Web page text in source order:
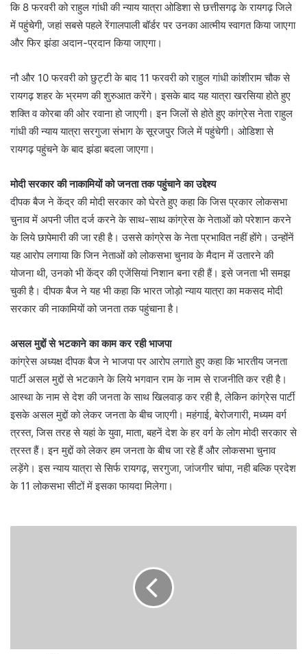
कि 8 फरवरी को राहुल गांधी की न्याय यात्रा ओडिशा से छत्तीसगढ़ के रायगढ़ जिले
में पहुंचेगी, जहां सबसे पहले रेंगालपाली बॉर्डर पर उनका आत्मीय स्वागत किया जाएगा
और फिर झंडा अदान-प्रदान किया जाएगा।
नौ और 10 फरवरी को छुट्टी के बाद 11 फरवरी को राहुल गांधी कांशीराम चौक से
रायगढ़ शहर के भ्रमण की शुरुआत करेंगे। इसके बाद यह यात्रा खरसिया होते हुए
शक्ति व कोरबा की ओर रवाना हो जाएगी। इन जिलों से होते हुए कांग्रेस नेता राहुल
गांधी की न्याय यात्रा सरगुजा संभाग के सूरजपुर जिले में पहुंचेगी। ओडिशा से
रायगढ़ पहुंचने के बाद झंडा बदला जाएगा।
मोदी सरकार की नाकामियों को जनता तक पहुंचाने का उद्देश्य
दीपक बैज ने केंद्र की मोदी सरकार को घेरते हुए कहा कि जिस प्रकार लोकसभा
चुनाव में अपनी जीत दर्ज करने के साथ-साथ कांग्रेस के नेताओं को परेशान करने
के लिये छापेमारी की जा रही है। उससे कांग्रेस के नेता प्रभावित नहीं होंगे। उन्होंनें
यह आरोप लगाया कि जिन नेताओं को लोकसभा चुनाव के मैदान में उतारने की
योजना थी, उनको भी केंद्र की एजेंसियां निशान बना रही हैं। इसे जनता भी समझ
चुकी है। दीपक बैज ने यह भी कहा कि भारत जोड़ो न्याय यात्रा का मकसद मोदी
सरकार की नाकामियों को जनता तक पहुंचाना है।
असल मुद्दों से भटकाने का काम कर रही भाजपा
कांग्रेस अध्यक्ष दीपक बैज ने भाजपा पर आरोप लगाते हुए कहा कि भारतीय जनता
पार्टी असल मुद्दों से भटकाने के लिये भगवान राम के नाम से राजनीति कर रही है।
आस्था के नाम से देश की जनता के साथ खिलवाड़ कर रही है, लेकिन कांग्रेस पार्टी
इसके असल मुद्दों को लेकर जनता के बीच जाएगी। महंगाई, बेरोजगारी, मध्यम वर्ग
त्रस्त, जिस तरह से यहां के युवा, माता, बहनें देश के हर वर्ग के लोग मोदी सरकार से
त्रस्त हैं। इन मुद्दों को लेकर हम जनता के बीच जा रहे हैं और लोकसभा चुनाव
लड़ेंगे। इस न्याय यात्रा से सिर्फ रायगढ़, सरगुजा, जांजगीर चांपा, नही बल्कि प्रदेश
के 11 लोकसभा सीटों में इसका फायदा मिलेगा।